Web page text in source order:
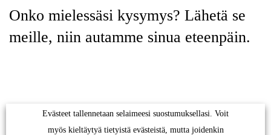
Onko mielessäsi kysymys? Lähetä se
meille, niin autamme sinua eteenpäin.
Käytämme myös kolmannen osapuolen evästeitä.
Evästeet tallennetaan selaimeesi suostumuksellasi. Voit
myös kieltäytyä tietyistä evästeistä, mutta joidenkin